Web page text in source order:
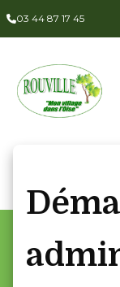
03 44 87 17 45
Panneau de